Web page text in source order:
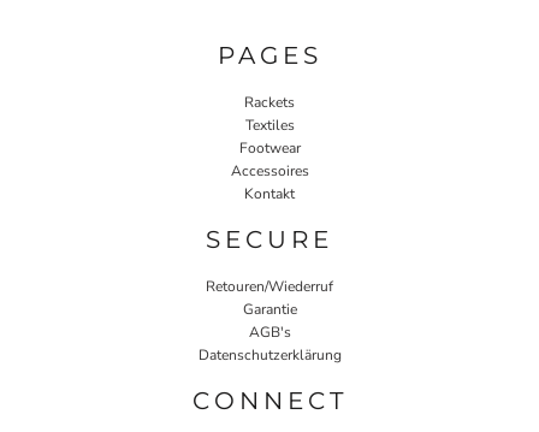
PAGES
Rackets
Textiles
Footwear
Accessoires
Kontakt
SECURE
Retouren/Wiederruf
Garantie
AGB's
Datenschutzerklärung
CONNECT